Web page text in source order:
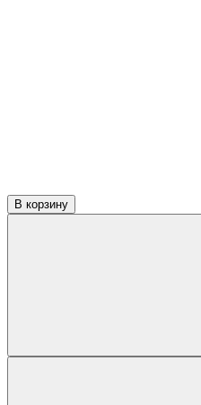
В корзину